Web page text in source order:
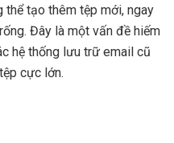
thể tạo thêm tệp mới, ngay
Đây là một vấn đề hiếm
hệ thống lưu trữ email cũ
cực lớn.